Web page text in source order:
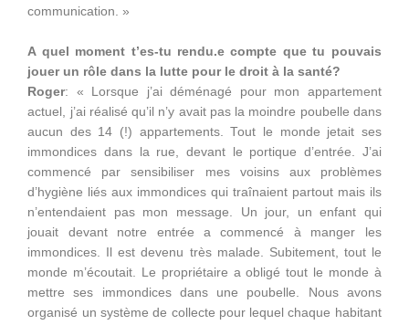
communication. »
A quel moment t’es-tu rendu.e compte que tu pouvais
jouer un rôle dans la lutte pour le droit à la santé?
Roger: « Lorsque j’ai déménagé pour mon appartement
actuel, j’ai réalisé qu’il n’y avait pas la moindre poubelle dans
aucun des 14 (!) appartements. Tout le monde jetait ses
immondices dans la rue, devant le portique d’entrée. J’ai
commencé par sensibiliser mes voisins aux problèmes
d’hygiène liés aux immondices qui traînaient partout mais ils
n’entendaient pas mon message. Un jour, un enfant qui
jouait devant notre entrée a commencé à manger les
immondices. Il est devenu très malade. Subitement, tout le
monde m’écoutait. Le propriétaire a obligé tout le monde à
mettre ses immondices dans une poubelle. Nous avons
organisé un système de collecte pour lequel chaque habitant